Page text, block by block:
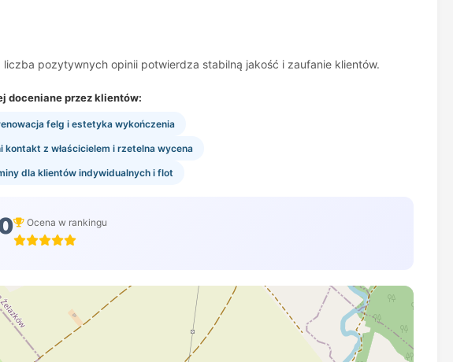
pozytywnych opinii potwierdza stabilną jakość i zaufanie klientów.
doceniane przez klientów:
felg i estetyka wykończenia
kontakt z właścicielem i rzetelna wycena
dla klientów indywidualnych i flot
Ocena w rankingu